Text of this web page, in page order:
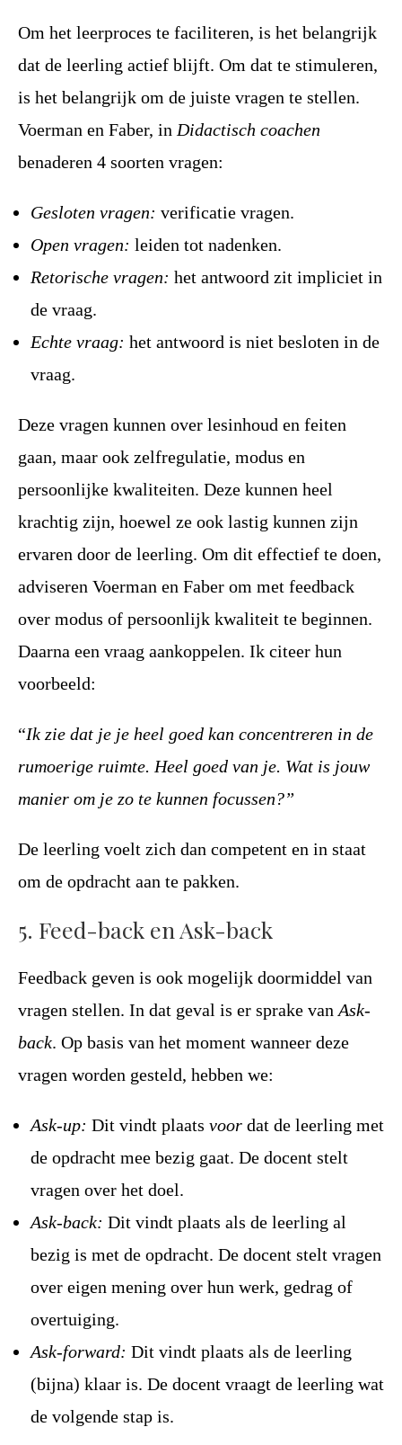
Om het leerproces te faciliteren, is het belangrijk
dat de leerling actief blijft. Om dat te stimuleren,
is het belangrijk om de juiste vragen te stellen.
Voerman en Faber, in Didactisch coachen
benaderen 4 soorten vragen:
Gesloten vragen: verificatie vragen.
Open vragen: leiden tot nadenken.
Retorische vragen: het antwoord zit impliciet in
de vraag.
Echte vraag: het antwoord is niet besloten in de
vraag.
Deze vragen kunnen over lesinhoud en feiten
gaan, maar ook zelfregulatie, modus en
persoonlijke kwaliteiten. Deze kunnen heel
krachtig zijn, hoewel ze ook lastig kunnen zijn
ervaren door de leerling. Om dit effectief te doen,
adviseren Voerman en Faber om met feedback
over modus of persoonlijk kwaliteit te beginnen.
Daarna een vraag aankoppelen. Ik citeer hun
voorbeeld:
“Ik zie dat je je heel goed kan concentreren in de
rumoerige ruimte. Heel goed van je. Wat is jouw
manier om je zo te kunnen focussen?”
De leerling voelt zich dan competent en in staat
om de opdracht aan te pakken.
5. Feed-back en Ask-back
Feedback geven is ook mogelijk doormiddel van
vragen stellen. In dat geval is er sprake van Ask-
back. Op basis van het moment wanneer deze
vragen worden gesteld, hebben we:
Ask-up: Dit vindt plaats voor dat de leerling met
de opdracht mee bezig gaat. De docent stelt
vragen over het doel.
Ask-back: Dit vindt plaats als de leerling al
bezig is met de opdracht. De docent stelt vragen
over eigen mening over hun werk, gedrag of
overtuiging.
Ask-forward: Dit vindt plaats als de leerling
(bijna) klaar is. De docent vraagt de leerling wat
de volgende stap is.